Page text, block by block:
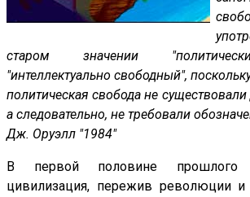
старом значении
"интеллектуально свободный",
политическая свобода не
а следовательно, не требовали
Дж. Оруэлл "1984"
В первой половине прошлого
цивилизация, пережив революции